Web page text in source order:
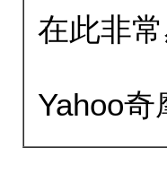
在此非
Yahoo